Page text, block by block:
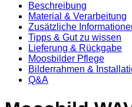
Beschreibung
Material & Verarbeitung
Zusätzliche
Tipps & Gut zu wissen
Lieferung & Rückgabe
Moosbilder Pflege
Bilderrahmen &
Q&A